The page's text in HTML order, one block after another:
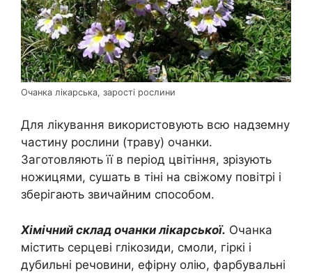
Очанка лікарська, зарості рослини
Для лікування використовують всю надземну
частину рослини (траву) очанки.
Заготовляють її в період цвітіння, зрізують
ножицями, сушать в тіні на свіжому повітрі і
зберігають звичайним способом.
Хімічний склад очанки лікарської. Очанка
містить серцеві глікозиди, смоли, гіркі і
дубильні речовини, ефірну олію, фарбувальні